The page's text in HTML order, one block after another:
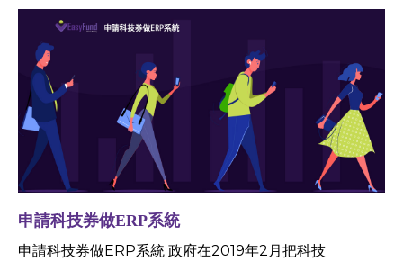
申請科技券做ERP系統
申請科技券做ERP系統 政府在2019年2月把科技